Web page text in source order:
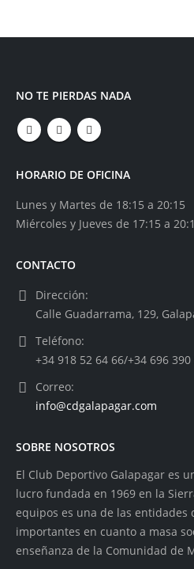
NO TE PIERDAS NADA
HORARIO DE OFICINA
Lunes y Martes de 18:15 a 20:15
Miércoles y Jueves de 17:15 a
CONTACTO
Dirección:
Calle Guadarrama, 129,
Teléfono:
+34 918 52 64 66/+34 696 390
Correo:
info@cdgalapagar.com
SOBRE NOSOTROS
El Club Deportivo Galapagar es
lucro fundada en 1969 en la
equipos es una de las entidades
importantes en cuanto a masa
enseñanza de la Comunidad de